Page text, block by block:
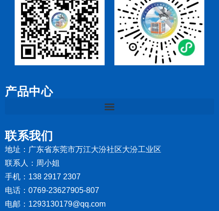
产品中心
联系我们
地址：广东省东莞市万江大汾社区大汾工业区
联系人：周小姐
手机：138 2917 2307
电话：0769-23627905-807
电邮：1293130179@qq.com